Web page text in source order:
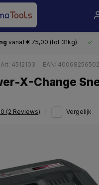
vanaf € 75,00 (tot 31kg)
Art: 4512103 EAN:
X-Change
(2 Reviews) Vergelijk